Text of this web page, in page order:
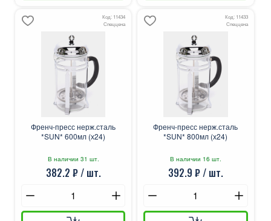
Код: 11434
Спеццена
Френч-пресс нерж.сталь
*SUN* 600мл (х24)
В наличии 31 шт.
382.2 ₽ / шт.
Код: 11433
Спеццена
Френч-пресс нерж.сталь
*SUN* 800мл (х24)
В наличии 16 шт.
392.9 ₽ / шт.